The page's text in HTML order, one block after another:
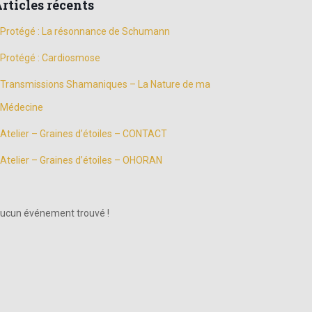
récents
Protégé : La résonnance de Schumann
Protégé : Cardiosmose
Transmissions Shamaniques – La Nature de ma
Médecine
Atelier – Graines d’étoiles – CONTACT
Atelier – Graines d’étoiles – OHORAN
événement trouvé !